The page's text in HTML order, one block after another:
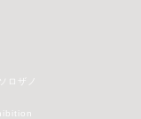
ロザノ